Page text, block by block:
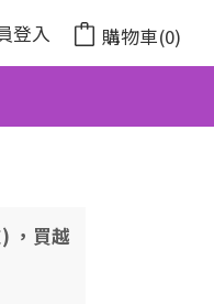
登入 購物車(0)
，買越